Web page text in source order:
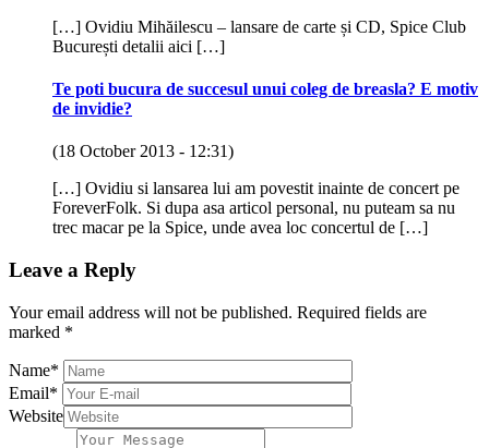
[…] Ovidiu Mihăilescu – lansare de carte și CD, Spice Club
București detalii aici […]
Te poti bucura de succesul unui coleg de breasla? E motiv
de invidie?
(18 October 2013 - 12:31)
[…] Ovidiu si lansarea lui am povestit inainte de concert pe
ForeverFolk. Si dupa asa articol personal, nu puteam sa nu
trec macar pe la Spice, unde avea loc concertul de […]
Leave a Reply
Your email address will not be published. Required fields are
marked *
Name*
Email*
Website